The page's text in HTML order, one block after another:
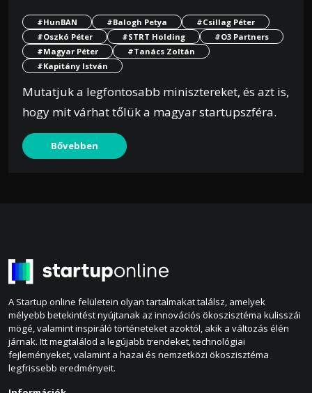
#HunBAN #Balogh Petya
#Csillag Péter
#Oszkó Péter
#STRT Holding
#O3 Partners
#Magyar Péter
#Tanács Zoltán
#Kapitány István
Mutatjuk a legfontosabb minisztereket, és azt is,
hogy mit várhat tőlük a magyar startupszféra.
Bővebben
A Startup online felületein olyan tartalmakat találsz, amelyek
mélyebb betekintést nyújtanak az innovációs ökoszisztéma kulisszái
mögé, valamint inspiráló történeteket azoktól, akik a változás élén
járnak. Itt megtalálod a legújabb trendeket, technológiai
fejleményeket, valamint a hazai és nemzetközi ökoszisztéma
legfrissebb eredményeit.